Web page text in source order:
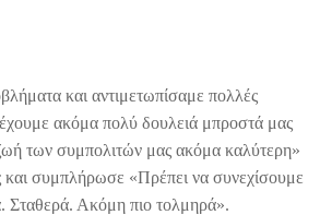
και αντιμετωπίσαμε πολλές
ακόμα πολύ δουλειά μπροστά μας
των συμπολιτών μας ακόμα καλύτερη»
και συμπλήρωσε «Πρέπει να συνεχίσουμε
Σταθερά. Ακόμη πιο τολμηρά».